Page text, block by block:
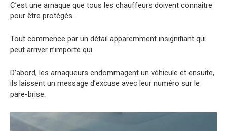
C’est une arnaque que tous les chauffeurs doivent connaître
pour être protégés.
Tout commence par un détail apparemment insignifiant qui
peut arriver n’importe qui.
D’abord, les arnaqueurs endommagent un véhicule et ensuite,
ils laissent un message d’excuse avec leur numéro sur le
pare-brise.